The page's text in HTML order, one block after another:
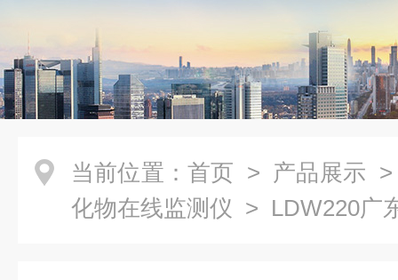
当前位置： 首页 > 产品展示
化物在线监测仪 > LDW220广